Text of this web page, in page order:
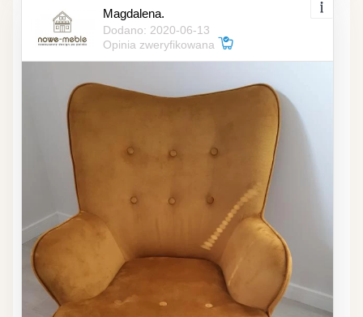
Magdalena.
Dodano: 2020-06-13
Opinia zweryfikowana